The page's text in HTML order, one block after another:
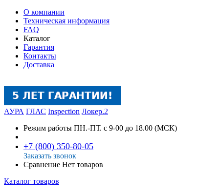
О компании
Техническая информация
FAQ
Каталог
Гарантия
Контакты
Доставка
АУРА ГЛАС Inspection Локер.2
Режим работы ПН.-ПТ. с 9-00 до 18.00 (МСК)
+7 (800) 350-80-05
Заказать звонок
Сравнение Нет товаров
Каталог товаров